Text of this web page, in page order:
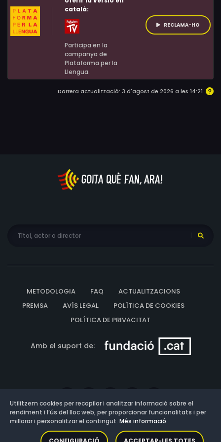
català:
Participa en la
campanya de
Plataforma per la
Llengua.
RECLAMA-HO
Darrera actualització: 3 d'agost de 2026 a les 14:21
METODOLOGIA FAQ
ACTUALITZACIONS
PREMSA
AVÍS LEGAL
POLÍTICA DE COOKIES
POLÍTICA DE PRIVACITAT
Amb el suport de:
Versió: 3.13.0.202607011342
Utilitzem cookies per recopilar i analitzar informació sobre el
rendiment i l’ús del lloc web, per proporcionar funcionalitats i per
millorar i personalitzar el contingut. Més informació